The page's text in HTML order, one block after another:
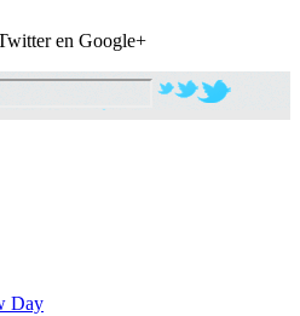
en Google+
Day